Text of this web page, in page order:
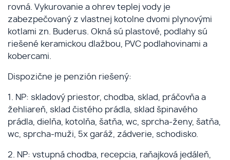
rovná. Vykurovanie a ohrev teplej vody je
zabezpečovaný z vlastnej kotolne dvomi plynovými
kotlami zn. Buderus. Okná sú plastové, podlahy sú
riešené keramickou dlažbou, PVC podlahovinami a
kobercami.
Dispozične je penzión riešený:
1. NP: skladový priestor, chodba, sklad, práčovňa a
žehliareň, sklad čistého prádla, sklad špinavého
prádla, dielňa, kotolňa, šatňa, wc, sprcha-ženy, šatňa,
wc, sprcha-muži, 5x garáž, zádverie, schodisko.
2. NP: vstupná chodba, recepcia, raňajková jedáleň,